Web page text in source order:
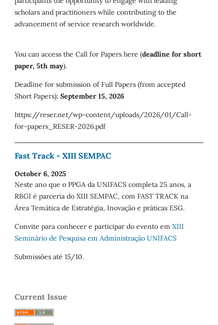
scholars and practitioners while contributing to the
advancement of service research worldwide.
You can access the Call for Papers here (deadline for short
paper, 5th may).
Deadline for submission of Full Papers (from accepted
Short Papers): September 15, 2026
https://reser.net/wp-content/uploads/2026/01/Call-
for-papers_RESER-2026.pdf
Fast Track - XIII SEMPAC
October 6, 2025
Neste ano que o PPGA da UNIFACS completa 25 anos, a
RBGI é parceria do XIII SEMPAC, com FAST TRACK na
Área Temática de Estratégia, Inovação e práticas ESG.
Convite para conhecer e participar do evento em XIII
Seminário de Pesquisa em Administração UNIFACS
Submissões até 15/10.
Current Issue